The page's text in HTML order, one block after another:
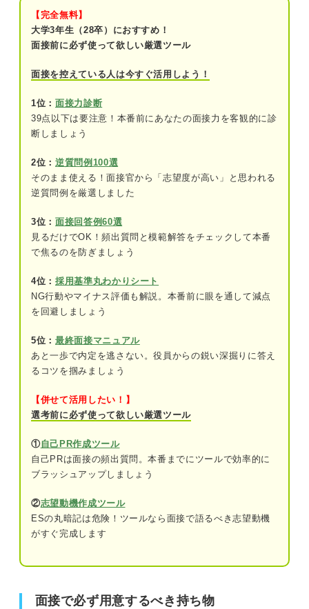
③会社からもらった資料
⑥現金・交通系ICカード
⑧ハンカチとティッシュ
⑩印鑑
⑪腕時計
面接であると役立つ持ち物
①身だしなみを整えるアイテム
②緊急時に役立つアイテム
③宿泊をともなう場合に役立つアイテム
採用経験者が語る！ 面接で悪い印象を持ってしま
う持ち物とは
面接に必要な持ち物を理解して準備万端の状態で選
考に臨もう
【完全無料】
大学3年生（28卒）におすすめ！
面接前に必ず使って欲しい厳選ツール
面接を控えている人は今すぐ活用しよう！
1位： 面接力診断
39点以下は要注意！本番前にあなたの面接力を客観的に診
断しましょう
2位： 逆質問例100選
そのまま使える！面接官から「志望度が高い」と思われる
逆質問例を厳選しました
3位： 面接回答例60選
見るだけでOK！頻出質問と模範解答をチェックして本番
で焦るのを防ぎましょう
4位： 採用基準丸わかりシート
NG行動やマイナス評価も解説。本番前に眼を通して減点
を回避しましょう
5位： 最終面接マニュアル
あと一歩で内定を逃さない。役員からの鋭い深掘りに答え
るコツを掴みましょう
【併せて活用したい！】
選考前に必ず使って欲しい厳選ツール
①自己PR作成ツール
自己PRは面接の頻出質問。本番までにツールで効率的に
ブラッシュアップしましょう
②志望動機作成ツール
ESの丸暗記は危険！ツールなら面接で語るべき志望動機
がすぐ完成します
面接で必ず用意するべき持ち物